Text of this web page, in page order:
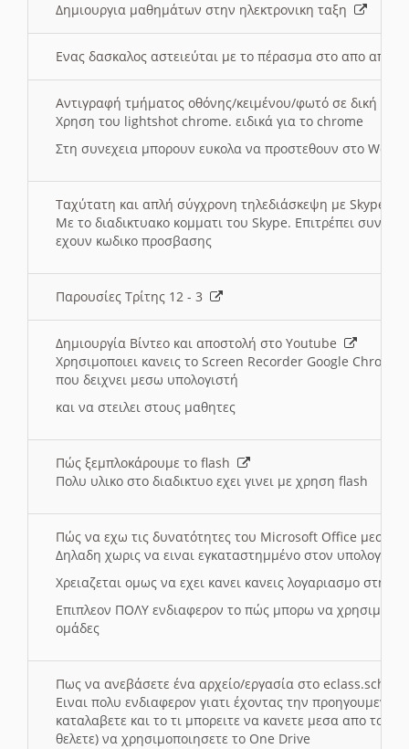
Δημιουργια μαθημάτων στην ηλεκτρονικη ταξη
Ενας δασκαλος αστειεύται με το πέρασμα στο απο
Αντιγραφή τμήματος οθόνης/κειμένου/φωτό σε δική
Χρηση του lightshot chrome. ειδικά για το chrome
Στη συνεχεια μπορουν ευκολα να προστεθουν στο Word
Ταχύτατη και απλή σύγχρονη τηλεδιάσκεψη με Skype
Με το διαδικτυακο κομματι του Skype. Επιτρέπει
εχουν κωδικο προσβασης
Παρουσίες Τρίτης 12 - 3
Δημιουργία Βίντεο και αποστολή στο Youtube
Χρησιμοποιει κανεις το Screen Recorder Google Chrome
που δειχνει μεσω υπολογιστή
και να στειλει στους μαθητες
Πώς ξεμπλοκάρουμε το flash
Πολυ υλικο στο διαδικτυο εχει γινει με χρηση flash
Πώς να εχω τις δυνατότητες του Microsoft Office μεσω
Δηλαδη χωρις να ειναι εγκαταστημμένο στον
Χρειαζεται ομως να εχει κανει κανεις λογαριασμο στη
Επιπλεον ΠΟΛΥ ενδιαφερον το πώς μπορω να
ομάδες
Πως να ανεβάσετε ένα αρχείο/εργασία στο eclass.sch.gr
Ειναι πολυ ενδιαφερον γιατι έχοντας την
καταλαβετε και το τι μπορειτε να κανετε μεσα απο το
θελετε) να χρησιμοποιησετε το One Drive